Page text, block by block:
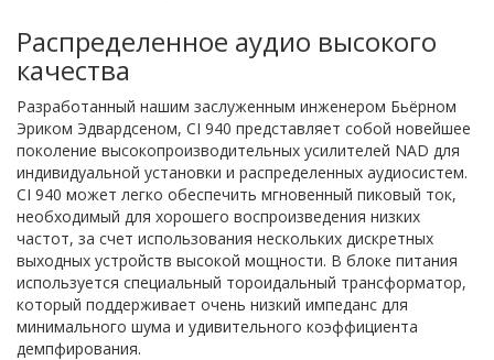
Распределенное аудио высокого
качества
Разработанный нашим заслуженным инженером Бьёрном
Эриком Эдвардсеном, CI 940 представляет собой новейшее
поколение высокопроизводительных усилителей NAD для
индивидуальной установки и распределенных аудиосистем.
CI 940 может легко обеспечить мгновенный пиковый ток,
необходимый для хорошего воспроизведения низких
частот, за счет использования нескольких дискретных
выходных устройств высокой мощности. В блоке питания
используется специальный тороидальный трансформатор,
который поддерживает очень низкий импеданс для
минимального шума и удивительного коэффициента
демпфирования.